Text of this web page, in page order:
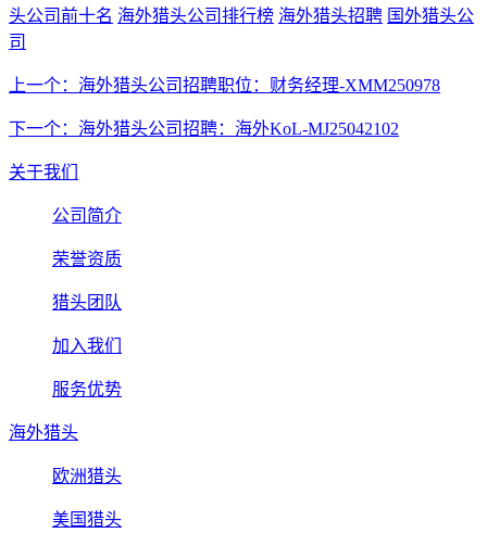
头公司前十名 海外猎头公司排行榜 海外猎头招聘 国外猎头公
司
上一个：海外猎头公司招聘职位：财务经理-XMM250978
下一个：海外猎头公司招聘：海外KoL-MJ25042102
关于我们
公司简介
荣誉资质
猎头团队
加入我们
服务优势
海外猎头
欧洲猎头
美国猎头